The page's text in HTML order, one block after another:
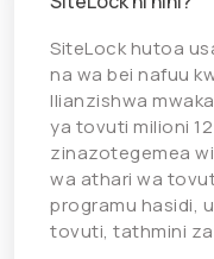
SiteLock hutoa
na wa bei nafuu
Ilianzishwa
ya tovuti milioni
zinazotegemea
wa athari wa
programu hasidi,
tovuti, tathmini